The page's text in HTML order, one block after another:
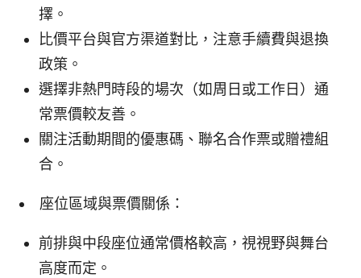
擇。
比價平台與官方渠道對比，注意手續費與退換
政策。
選擇非熱門時段的場次（如周日或工作日）通
常票價較友善。
關注活動期間的優惠碼、聯名合作票或贈禮組
合。
座位區域與票價關係：
前排與中段座位通常價格較高，視視野與舞台
高度而定。